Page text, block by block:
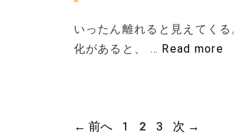
いったん離れると見えてく
化があると、 … Read more
← 前へ
ペ
1
ペ
2
ペ
3 次 →